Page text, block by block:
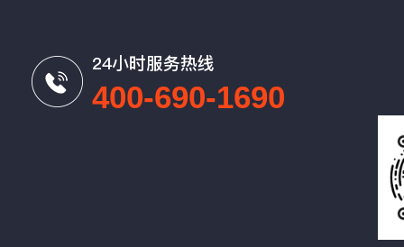
24小时服务热线
400-690-1690